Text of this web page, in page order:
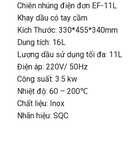
Chiên nhúng điện đơn EF-11L
Khay dầu có tay cầm
Kích Thước: 330*455*340mm
Dung tích: 16L
Lượng dầu sử dụng tối đa: 11L
Điện áp: 220V/ 50Hz
Công suất: 3.5 kw
Nhiệt độ: 60 – 200℃
Chất liệu: Inox
Nhãn hiệu: SQC